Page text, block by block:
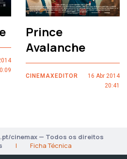
Prince
Avalanche
CINEMAXEDITOR
16 Abr 2014
20:41
cinemax — Todos os direitos
| Ficha Técnica